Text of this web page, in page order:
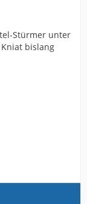
Stürmer unter
bislang